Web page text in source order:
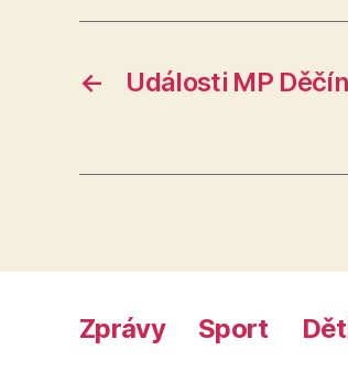
← Události MP Děčín
Zprávy Sport